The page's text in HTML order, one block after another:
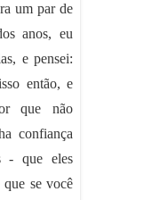
um par de
anos, eu
e pensei:
então, e
que não
confiança
- que eles
que se você